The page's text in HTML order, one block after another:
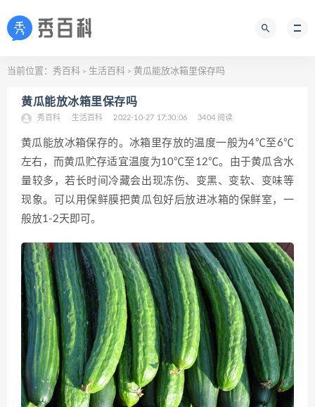
当前位置： 秀百科 > 生活百科 > 黄瓜能放冰箱里保存吗
黄瓜能放冰箱里保存吗
秀百科 生活百科 2022-10-27 17:30:06 3404 阅读
黄瓜能放冰箱保存的。冰箱里存放的温度一般为4℃至6℃
左右，而黄瓜贮存适宜温度为10℃至12℃。由于黄瓜含水
量较多，若长时间冷藏会出现冻伤、变黑、变软、变味等
现象。可以用保鲜膜把黄瓜包好后放进冰箱的保鲜室，一
般放1-2天即可。